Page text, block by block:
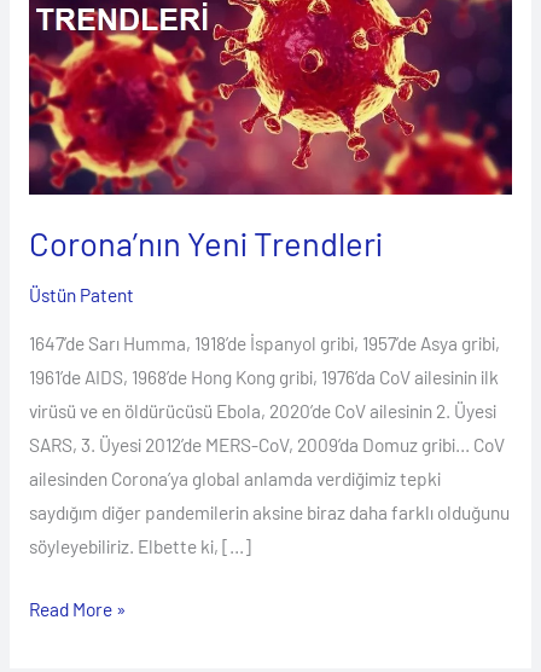
Corona’nın Yeni Trendleri
Üstün Patent
1647’de Sarı Humma, 1918’de İspanyol gribi, 1957’de Asya gribi,
1961’de AIDS, 1968’de Hong Kong gribi, 1976’da CoV ailesinin ilk
virüsü ve en öldürücüsü Ebola, 2020’de CoV ailesinin 2. Üyesi
SARS, 3. Üyesi 2012’de MERS-CoV, 2009’da Domuz gribi… CoV
ailesinden Corona’ya global anlamda verdiğimiz tepki
saydığım diğer pandemilerin aksine biraz daha farklı olduğunu
söyleyebiliriz. Elbette ki, […]
Read More »